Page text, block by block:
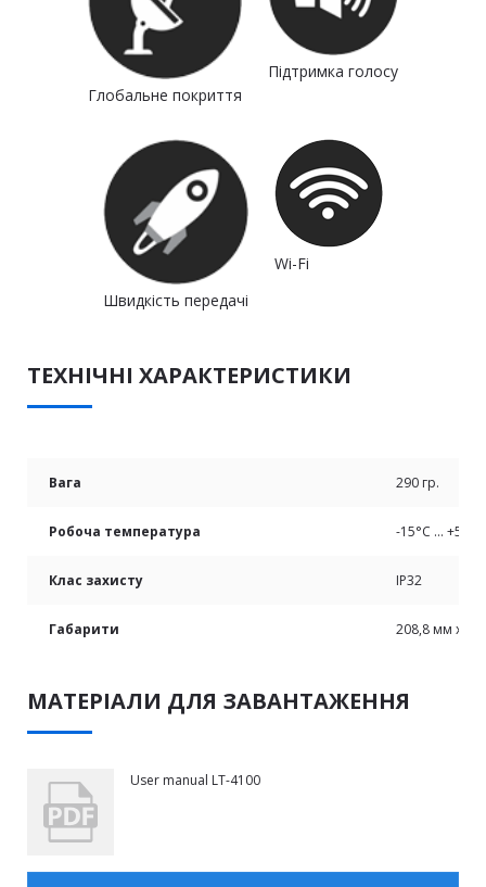
Глобальне покриття
Підтримка голосу
Швидкість передачі
Wi-Fi
ТЕХНІЧНІ ХАРАКТЕРИСТИКИ
Вага 290 гр.
Робоча температура -15°C … +55°C
Клас захисту IP32
Габарити 208,8 мм х
МАТЕРІАЛИ ДЛЯ ЗАВАНТАЖЕННЯ
User manual LT-4100